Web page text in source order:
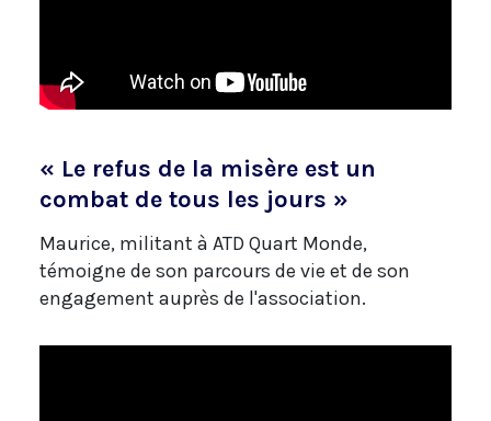
« Le refus de la misère est un
combat de tous les jours »
Maurice, militant à ATD Quart Monde,
témoigne de son parcours de vie et de son
engagement auprès de l'association.